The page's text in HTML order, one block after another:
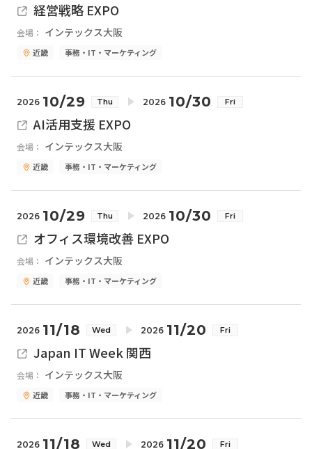
経営戦略 EXPO
会場： インテックス大阪
近畿 事務・IT・マーケティング
2026 10/29 Thu 2026 10/30 Fri
AI活用支援 EXPO
会場： インテックス大阪
近畿 事務・IT・マーケティング
2026 10/29 Thu 2026 10/30 Fri
オフィス環境改善 EXPO
会場： インテックス大阪
近畿 事務・IT・マーケティング
2026 11/18 Wed 2026 11/20 Fri
Japan IT Week 関西
会場： インテックス大阪
近畿 事務・IT・マーケティング
2026 11/18 Wed 2026 11/20 Fri